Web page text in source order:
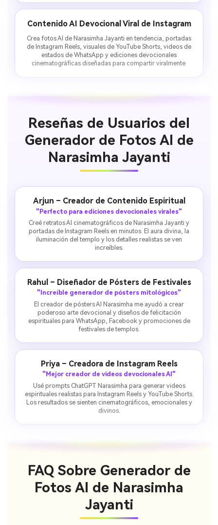
Contenido AI Devocional Viral de Instagram
Crea fotos AI de Narasimha Jayanti en tendencia, portadas
de Instagram Reels, visuales de YouTube Shorts, videos de
estados de WhatsApp y ediciones devocionales
cinematográficas diseñadas para compartir viralmente.
Reseñas de Usuarios del
Generador de Fotos AI de
Narasimha Jayanti
Arjun – Creador de Contenido Espiritual
"Perfecto para ediciones devocionales virales"
Creé retratos AI cinematográficos de Narasimha Jayanti y
portadas de Instagram Reels en minutos. El aura divina, la
iluminación del templo y los detalles realistas se ven
increíbles.
Rahul – Diseñador de Pósters de Festivales
"Increíble generador de pósters mitológicos"
El creador de pósters AI Narasimha me ayudó a crear
poderoso arte devocional y diseños de felicitación
espirituales para WhatsApp, Facebook y promociones de
festivales de templos.
Priya – Creadora de Instagram Reels
"Mejor creador de videos devocionales AI"
Usé prompts ChatGPT Narasimha para generar videos
espirituales realistas para Instagram Reels y YouTube Shorts.
Los resultados se sienten cinematográficos, emocionales y
divinos.
FAQ Sobre Generador de
Fotos AI de Narasimha
Jayanti